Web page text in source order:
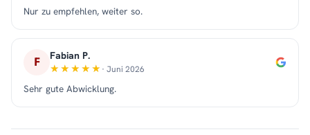
Nur zu empfehlen, weiter so.
F Fabian P.
· Juni 2026
Sehr gute Abwicklung.